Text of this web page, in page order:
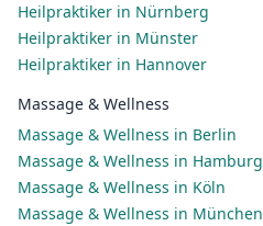
Heilpraktiker in Nürnberg
Heilpraktiker in Münster
Heilpraktiker in Hannover
Massage & Wellness
Massage & Wellness in Berlin
Massage & Wellness in Hamburg
Massage & Wellness in Köln
Massage & Wellness in München